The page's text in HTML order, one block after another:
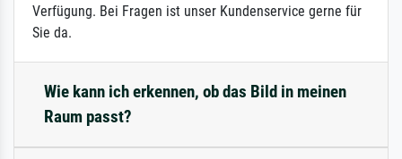
Verfügung. Bei Fragen ist unser Kundenservice gerne für
Sie da.
Wie kann ich erkennen, ob das Bild in meinen
Raum passt?